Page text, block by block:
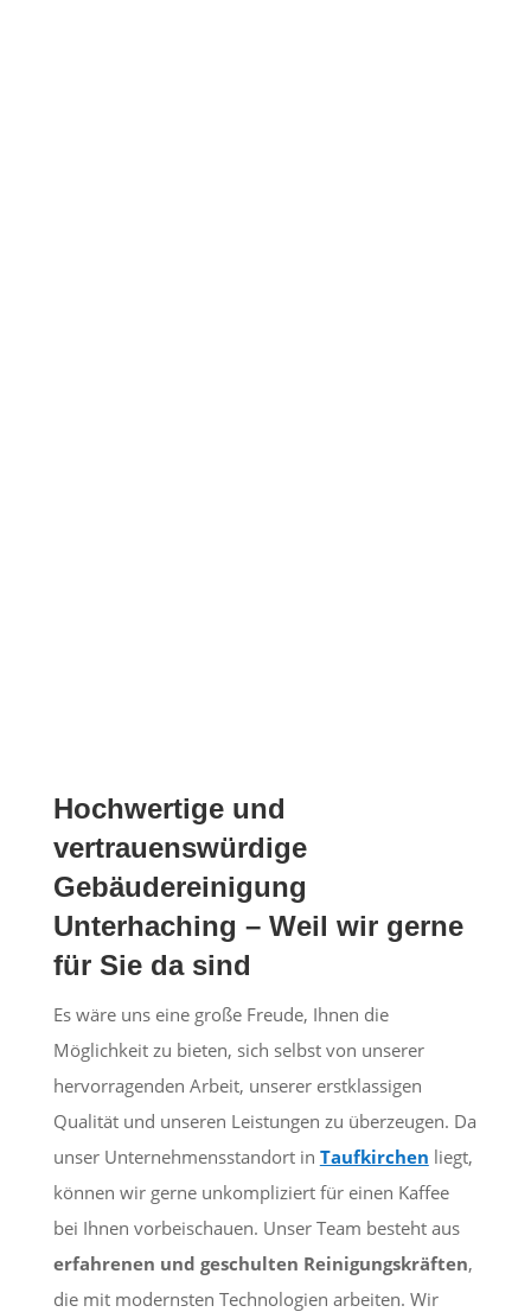
Hochwertige und
vertrauenswürdige
Gebäudereinigung
Unterhaching – Weil wir gerne
für Sie da sind
Es wäre uns eine große Freude, Ihnen die
Möglichkeit zu bieten, sich selbst von unserer
hervorragenden Arbeit, unserer erstklassigen
Qualität und unseren Leistungen zu überzeugen. Da
unser Unternehmensstandort in Taufkirchen liegt,
können wir gerne unkompliziert für einen Kaffee
bei Ihnen vorbeischauen. Unser Team besteht aus
erfahrenen und geschulten Reinigungskräften,
die mit modernsten Technologien arbeiten. Wir